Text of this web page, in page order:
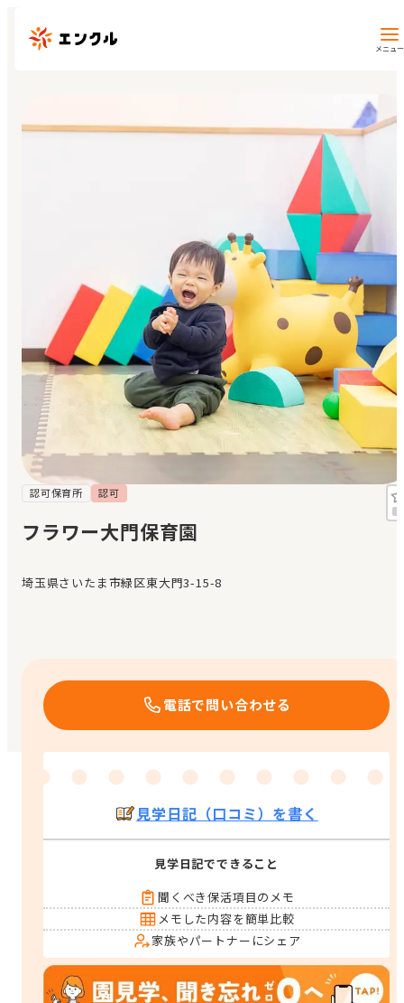
メニュー
マイページ
閲覧履歴
お気に入り
メッセージ
おすすめの園
エンクルの特徴と活用方法
認可保育所 認可
フラワー大門保育園
埼玉県さいたま市緑区東大門3-15-8
電話で問い合わせる
見学日記（口コミ）を書く
見学日記でできること
聞くべき保活項目のメモ
メモした内容を簡単比較
家族やパートナーにシェア